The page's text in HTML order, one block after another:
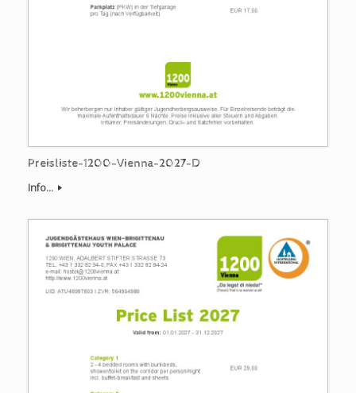
Preisliste-1200-Vienna-2027-D
Info...